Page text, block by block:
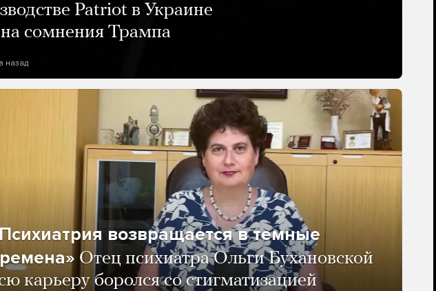
Patriot в Украине
сомнения Трампа
назад
возвращается в темные
Отец психиатра Ольги Бухановской
карьеру боролся со стигматизацией